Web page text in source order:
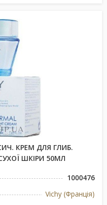
КРЕМ ДЛЯ ГЛИБ.
ШКІРИ 50МЛ
1000476
Vichy (Франція)